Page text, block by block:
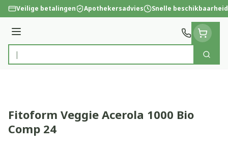
Ga naar de inhoud
Veilige betalingen Apothekersadvies Snelle beschikbaarheid
Menu
Product, merk, categorie...
Zoek
Fitoform Veggie Acerola 1000 Bio
Comp 24